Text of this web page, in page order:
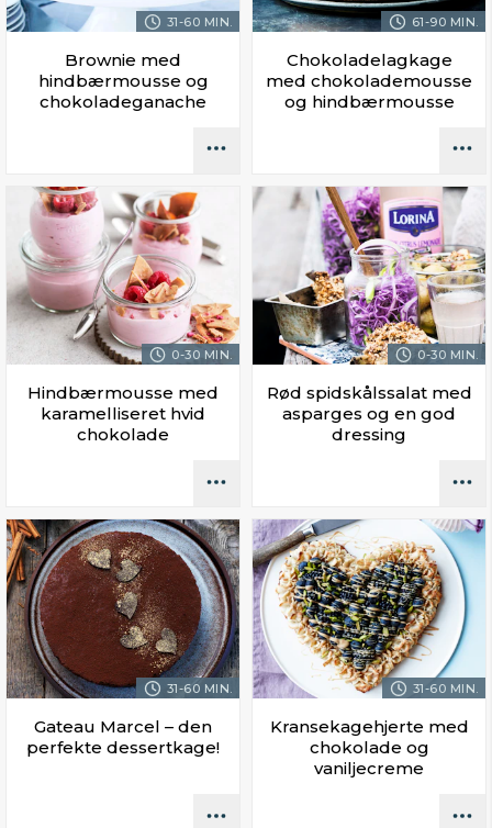
31-60 MIN.
Brownie med
hindbærmousse og
chokoladeganache
61-90 MIN.
Chokoladelagkage
med chokolademousse
og hindbærmousse
0-30 MIN.
Hindbærmousse med
karamelliseret hvid
chokolade
0-30 MIN.
Rød spidskålssalat med
asparges og en god
dressing
31-60 MIN.
Gateau Marcel – den
perfekte dessertkage!
31-60 MIN.
Kransekagehjerte med
chokolade og
vaniljecreme